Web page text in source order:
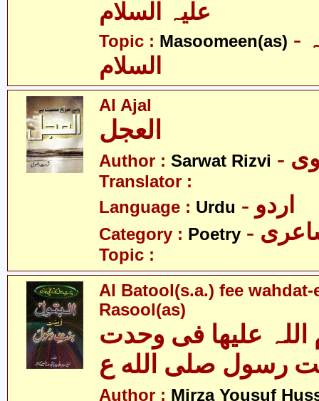
Topic : Masoomeen(as) - معصومین علیہ
السلام
Al Ajal
العجل
Author : Sarwat Rizvi
Translator :
Language : Urdu - اردو
Category : Poetry
Topic :
Al Batool(s.a.) fee wahdat-
Rasool(as)
اللہ علیھا فی وحدت
رسول صلى الله ع
Author : Mirza Yousuf